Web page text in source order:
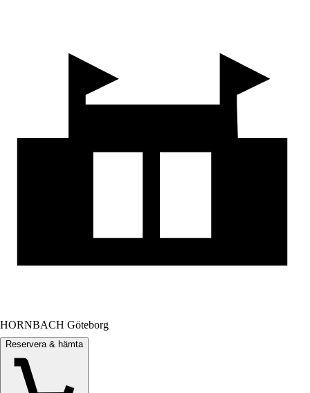
HORNBACH Göteborg
Reservera & hämta